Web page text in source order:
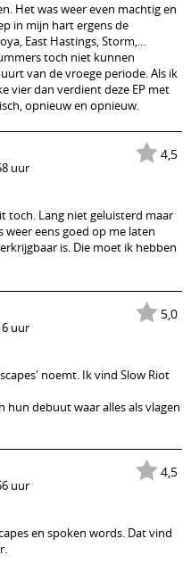
Het was weer even machtig en
in mijn hart ergens de
East Hastings, Storm,...
toch niet kunnen
van de vroege periode. Als ik
vier dan verdient deze EP met
opnieuw en opnieuw.
4,5
uur
toch. Lang niet geluisterd maar
eens goed op me laten
is. Die moet ik hebben
5,0
uur
noemt. Ik vind Slow Riot
hun debuut waar alles als vlagen
4,5
uur
en spoken words. Dat vind